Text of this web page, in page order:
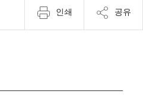
집
안
인쇄 공유